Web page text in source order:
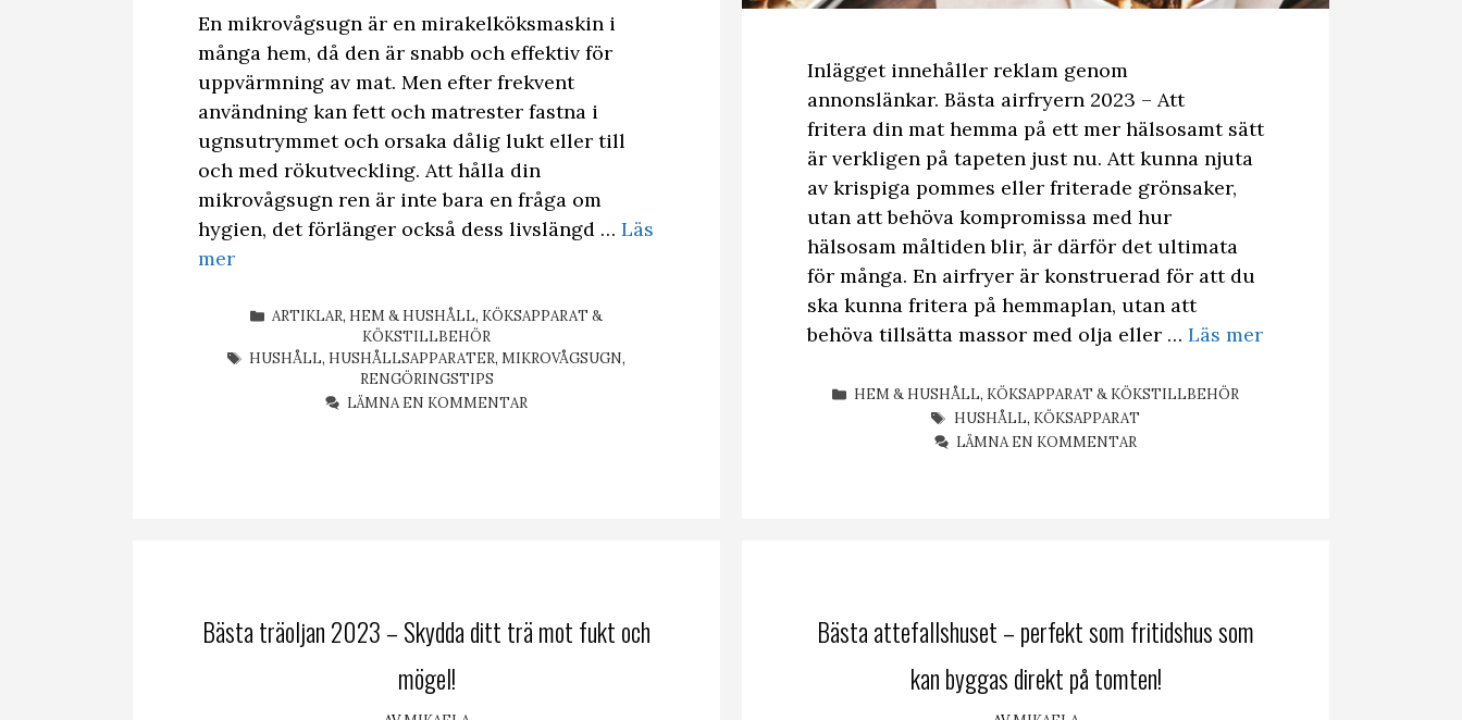
En mikrovågsugn är en mirakelköksmaskin i
många hem, då den är snabb och effektiv för
uppvärmning av mat. Men efter frekvent
användning kan fett och matrester fastna i
ugnsutrymmet och orsaka dålig lukt eller till
och med rökutveckling. Att hålla din
mikrovågsugn ren är inte bara en fråga om
hygien, det förlänger också dess livslängd … Läs
mer
KATEGORIER
ARTIKLAR, HEM & HUSHÅLL, KÖKSAPPARAT &
KÖKSTILLBEHÖR
ETIKETTER
HUSHÅLL, HUSHÅLLSAPPARATER,MIKROVÅGSUGN,
RENGÖRINGSTIPS
LÄMNA EN KOMMENTAR
Inlägget innehåller reklam genom
annonslänkar. Bästa airfryern 2023 – Att
fritera din mat hemma på ett mer hälsosamt sätt
är verkligen på tapeten just nu. Att kunna njuta
av krispiga pommes eller friterade grönsaker,
utan att behöva kompromissa med hur
hälsosam måltiden blir, är därför det ultimata
för många. En airfryer är konstruerad för att du
ska kunna fritera på hemmaplan, utan att
behöva tillsätta massor med olja eller … Läs mer
KATEGORIER
HEM & HUSHÅLL, KÖKSAPPARAT & KÖKSTILLBEHÖR
ETIKETTER
HUSHÅLL, KÖKSAPPARAT
LÄMNA EN KOMMENTAR
Bästa träoljan 2023 – Skydda ditt trä mot fukt och
mögel!
Bästa attefallshuset – perfekt som fritidshus som
kan byggas direkt på tomten!